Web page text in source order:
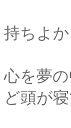
「え
持ちよか
こん
心を夢
ど頭が